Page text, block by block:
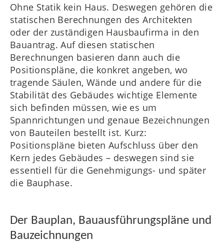
Ohne Statik kein Haus. Deswegen gehören die
statischen Berechnungen des Architekten
oder der zuständigen Hausbaufirma in den
Bauantrag. Auf diesen statischen
Berechnungen basieren dann auch die
Positionspläne, die konkret angeben, wo
tragende Säulen, Wände und andere für die
Stabilität des Gebäudes wichtige Elemente
sich befinden müssen, wie es um
Spannrichtungen und genaue Bezeichnungen
von Bauteilen bestellt ist. Kurz:
Positionspläne bieten Aufschluss über den
Kern jedes Gebäudes – deswegen sind sie
essentiell für die Genehmigungs- und später
die Bauphase.
Der Bauplan, Bauausführungspläne und
Bauzeichnungen